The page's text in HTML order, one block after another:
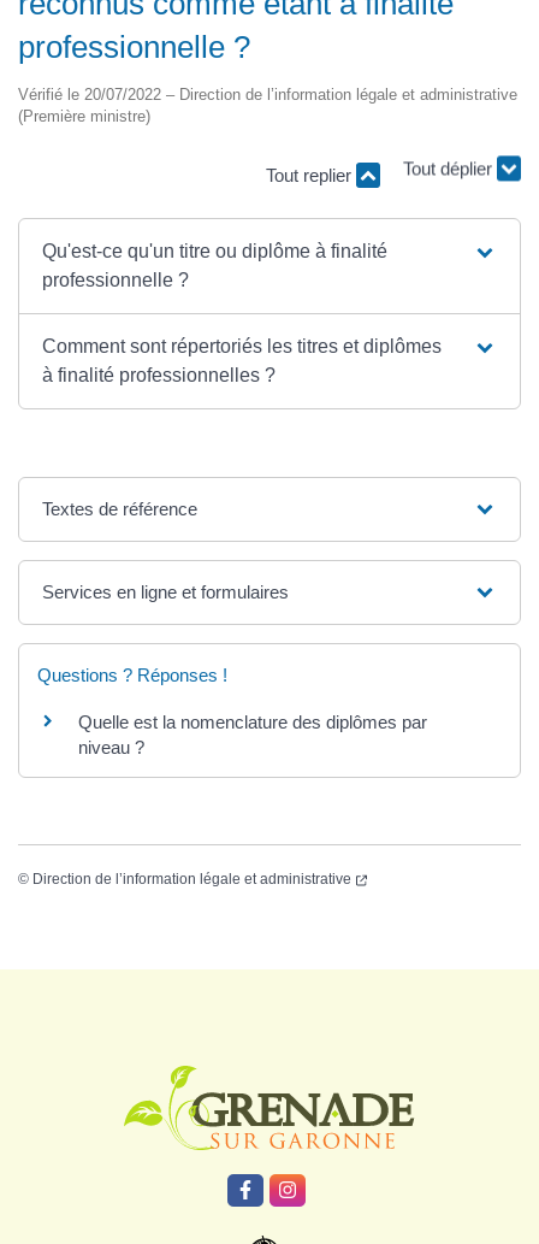
professionnelle ?
Vérifié le 20/07/2022 – Direction de l’information légale et administrative
(Première ministre)
Tout replier Tout déplier
Qu'est-ce qu'un titre ou diplôme à finalité
professionnelle ?
Comment sont répertoriés les titres et diplômes
à finalité professionnelles ?
Textes de référence
Services en ligne et formulaires
Questions ? Réponses !
Quelle est la nomenclature des diplômes par
niveau ?
© Direction de l’information légale et administrative
Lien vers le compte Facebook
Lien vers le compte